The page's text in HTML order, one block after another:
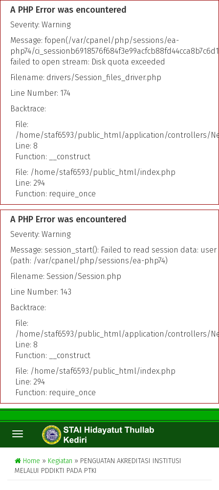
A PHP Error was encountered
Severity: Warning
Message: fopen(/var/cpanel/php/sessions/ea-
php74/
failed to open stream: Disk quota exceeded
Filename: drivers/Session_files_driver.php
Line Number: 174
Backtrace:
File:
/home/staf6593/public_html/application/controllers/
Line: 8
Function: __construct
File: /home/staf6593/public_html/index.php
Line: 294
Function: require_once
A PHP Error was encountered
Severity: Warning
Message: session_start(): Failed to read session data: user
(path: /var/cpanel/php/sessions/ea-php74)
Filename: Session/Session.php
Line Number: 143
Backtrace:
File:
/home/staf6593/public_html/application/controllers/
Line: 8
Function: __construct
File: /home/staf6593/public_html/index.php
Line: 294
Function: require_once
TOGGLE
NAVIGATION
Home » Kegiatan » PENGUATAN AKREDITASI INSTITUSI
MELALUI PDDIKTI PADA PTKI